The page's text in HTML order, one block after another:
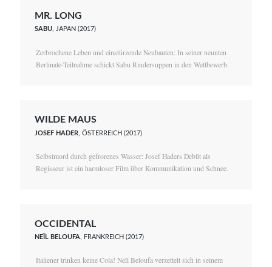
MR. LONG
SABU, JAPAN (2017)
Zerbrochene Leben und einstürzende Neubauten: In seiner neunten
Berlinale-Teilnahme schickt Sabu Rindersuppen in den Wettbewerb.
WILDE MAUS
JOSEF HADER , ÖSTERREICH (2017)
Selbstmord durch gefrorenes Wasser: Josef Haders Debüt als
Regisseur ist ein harmloser Film über Kommunikation und Schnee.
OCCIDENTAL
NEÏL BELOUFA , FRANKREICH (2017)
Italiener trinken keine Cola! Neïl Beloufa verzettelt sich in seinem